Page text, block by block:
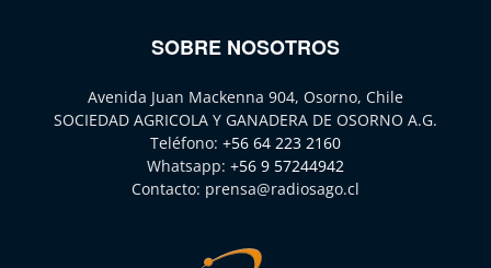
SOBRE NOSOTROS
Avenida Juan Mackenna 904, Osorno, Chile
SOCIEDAD AGRICOLA Y GANADERA DE OSORNO A.G.
Teléfono: +56 64 223 2160
Whatsapp: +56 9 57244942
Contacto: prensa@radiosago.cl